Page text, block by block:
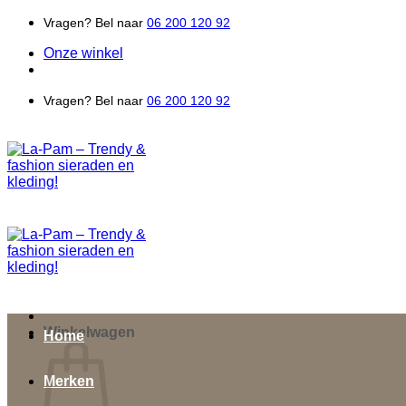
inhoud
Vragen? Bel naar 06 200 120 92
Onze winkel
Vragen? Bel naar 06 200 120 92
Winkelwagen
Home
Merken